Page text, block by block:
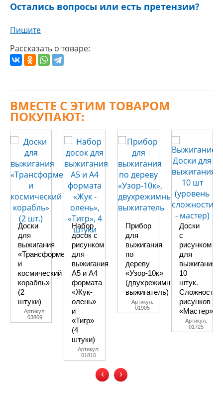
Остались вопросы или есть претензии?
Пишите
Рассказать о товаре:
ВМЕСТЕ С ЭТИМ ТОВАРОМ
ПОКУПАЮТ:
Доски
для
выжигания
«Трансформер
и
космический
корабль»
(2
штуки)
Артикул:
03869
Набор
досок с
рисунком
для
выжигания
А5 и А4
формата
«Жук-
олень»
и
«Тигр»
(4
штуки)
Артикул:
01816
Прибор
для
выжигания
по
дереву
«Узор-10к»
(двухрежимный
выжигатель)
Артикул:
01905
Доски
с
рисунком
для
выжигания
10
штук.
Сложность
рисунков
«Мастер»
Артикул:
01725
‹ ›